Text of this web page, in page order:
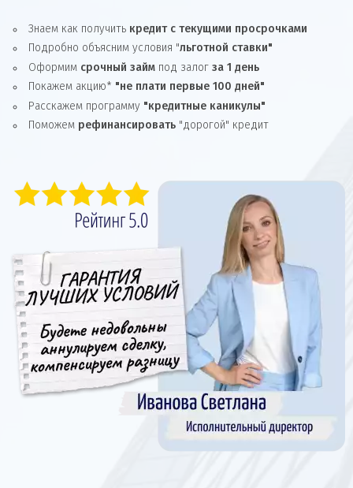
Знаем как получить кредит с текущими просрочками
Подробно объясним условия "льготной ставки"
Оформим срочный займ под залог за 1 день
Покажем акцию* "не плати первые 100 дней"
Расскажем программу "кредитные каникулы"
Поможем рефинансировать "дорогой" кредит